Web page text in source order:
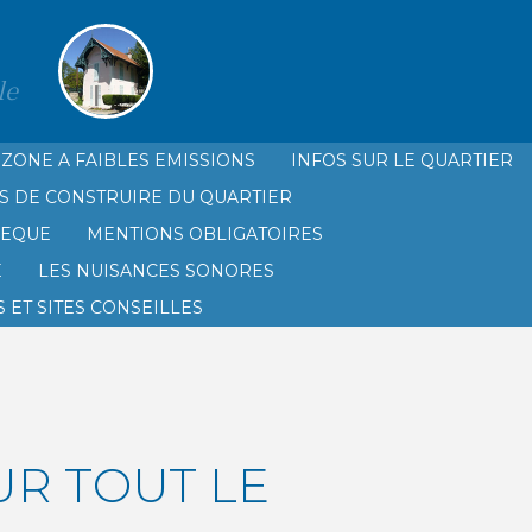
ZONE A FAIBLES EMISSIONS
INFOS SUR LE QUARTIER
DE CONSTRUIRE DU QUARTIER
MENTIONS OBLIGATOIRES
LES NUISANCES SONORES
SITES CONSEILLES
TOUT LE